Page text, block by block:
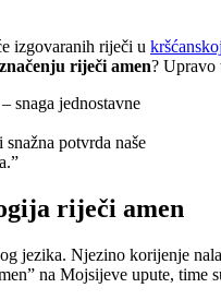
izgovaranih riječi u kršćanskoj
značenju riječi amen? Upravo
potvrda naše
riječi amen
jezika. Njezino korijenje
na Mojsijeve upute,